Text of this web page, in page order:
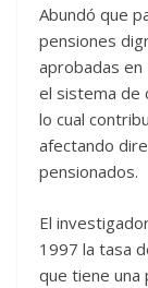
Abundó que
pensiones
aprobadas en
el sistema de
lo cual
afectando
pensionados.
El
1997 la tasa
que tiene una